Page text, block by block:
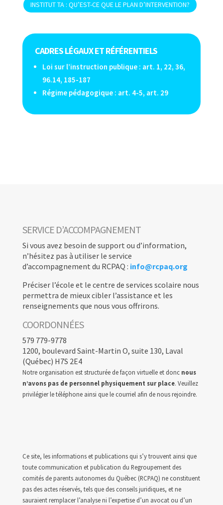
INSTITUT TA : QU’EST-CE QUE LE PLAN D’INTERVENTION?
CADRES LÉGAUX ET RÉFÉRENTIELS
Loi sur l’instruction publique : art. 1, 22, 36,
96.14, 185-187
Régime pédagogique : art. 4-5, art. 29
SERVICE D’ACCOMPAGNEMENT
Si vous avez besoin de support ou d’information,
n’hésitez pas à utiliser le service
d’accompagnement du RCPAQ : info@rcpaq.org
Préciser l’école et le centre de services scolaire nous
permettra de mieux cibler l’assistance et les
renseignements que nous vous offrirons.
COORDONNÉES
579 779-9778
1200, boulevard Saint-Martin O, suite 130, Laval
(Québec) H7S 2E4
Notre organisation est structurée de façon virtuelle et donc nous
n’avons pas de personnel physiquement sur place. Veuillez
privilégier le téléphone ainsi que le courriel afin de nous rejoindre.
Ce site, les informations et publications qui s’y trouvent ainsi que
toute communication et publication du Regroupement des
comités de parents autonomes du Québec (RCPAQ) ne constituent
pas des actes réservés, tels que des conseils juridiques, et ne
sauraient remplacer l’analyse ni l’expertise d’un avocat ou d’un